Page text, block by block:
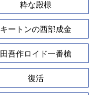
粋な殿様
キートンの西部成金
田吾作ロイド一番槍
復活